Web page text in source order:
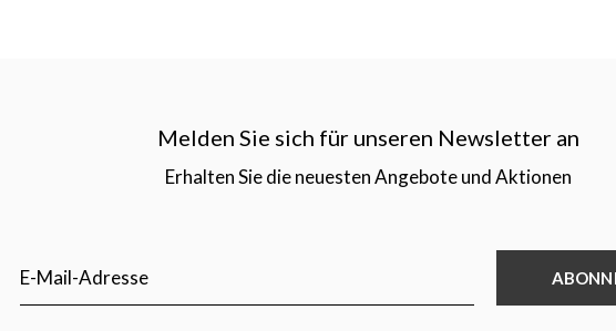
Melden Sie sich für unseren Newsletter an
Erhalten Sie die neuesten Angebote und Aktionen